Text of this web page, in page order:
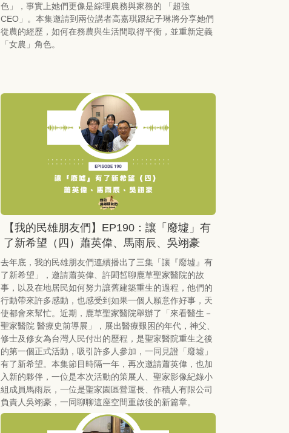
色」，事實上她們更像是綜理農務與家務的 「超強
CEO」。本集邀請到兩位講者高嘉琪跟紀子琳將分享她們
從農的經歷，如何在務農與生活間取得平衡，並重新定義
「女農」角色。
【我的民雄朋友們】EP190：讓「廢墟」有
了新希望（四）蕭英偉、馬雨辰、吳翊豪
去年底，我的民雄朋友們連續播出了三集「讓『廢墟』有
了新希望」，邀請蕭英偉、許閎皙聊鹿草聖家醫院的故
事，以及在地居民如何努力讓舊建築重生的過程，他們的
行動帶來許多感動，也感受到如果一個人願意作好事，天
使都會來幫忙。近期，鹿草聖家醫院舉辦了「來看醫生－
聖家醫院 醫療史前導展」，展出醫療艱困的年代，神父、
修士及修女為台灣人民付出的歷程，是聖家醫院重生之後
的第一個正式活動，吸引許多人參加，一同見證「廢墟」
有了新希望。本集節目時隔一年，再次邀請蕭英偉，也加
入新的夥伴，一位是本次活動的策展人、聖家影像紀錄小
組成員馬雨辰，一位是聖家園區營運長、作穡人有限公司
負責人吳翊豪，一同聊聊這座空間重啟後的新篇章。